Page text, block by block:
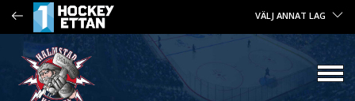
VÄLJ ANNAT LAG